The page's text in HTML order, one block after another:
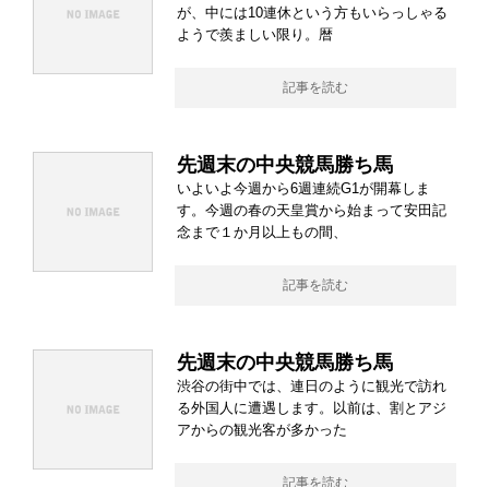
が、中には10連休という方もいらっしゃる
ようで羨ましい限り。暦
記事を読む
先週末の中央競馬勝ち馬
いよいよ今週から6週連続G1が開幕しま
す。今週の春の天皇賞から始まって安田記
念まで１か月以上もの間、
記事を読む
先週末の中央競馬勝ち馬
渋谷の街中では、連日のように観光で訪れ
る外国人に遭遇します。以前は、割とアジ
アからの観光客が多かった
記事を読む